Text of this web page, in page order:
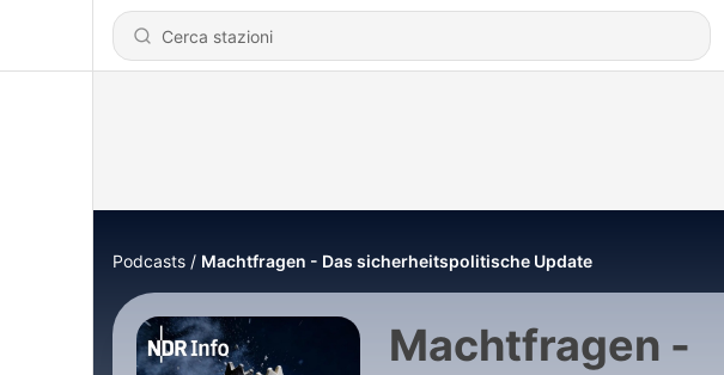
Podcasts Machtfragen - Das sicherheitspolitische Update
Machtfragen -